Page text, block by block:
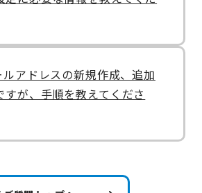
ルアドレスの新規作成、追加
すが、手順を教えてくださ